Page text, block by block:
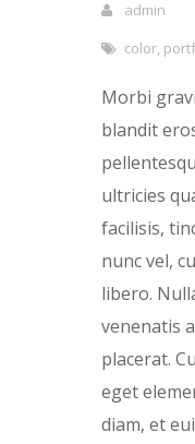
admin
color,
Morbi
blandit
ultricies
facilisis,
nunc vel,
libero.
venenatis
placerat.
eget
diam, et